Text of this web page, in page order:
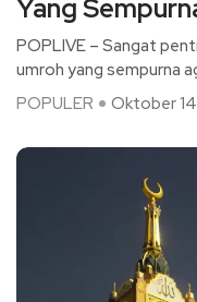
Yang
POPLIVE – Sangat
umroh yang sempurna
POPULER
Oktober 14